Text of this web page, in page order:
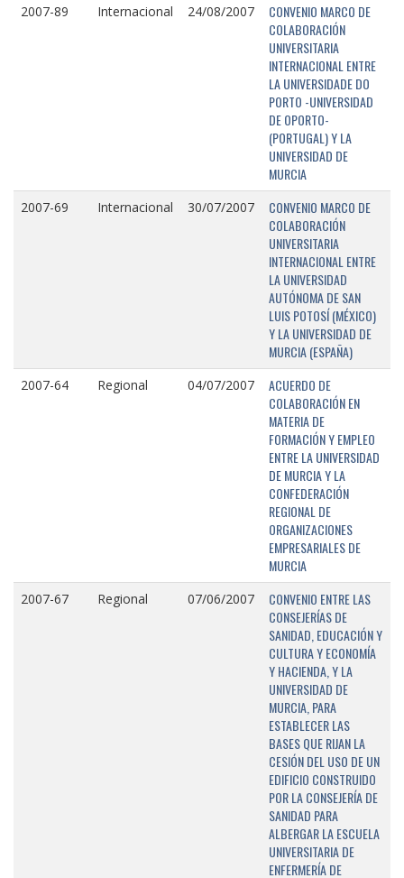
2007-89 Internacional 24/08/2007
CONVENIO MARCO DE
COLABORACIÓN
UNIVERSITARIA
INTERNACIONAL ENTRE
LA UNIVERSIDADE DO
PORTO -UNIVERSIDAD
DE OPORTO-
(PORTUGAL) Y LA
UNIVERSIDAD DE
MURCIA
2007-69 Internacional 30/07/2007
CONVENIO MARCO DE
COLABORACIÓN
UNIVERSITARIA
INTERNACIONAL ENTRE
LA UNIVERSIDAD
AUTÓNOMA DE SAN
LUIS POTOSÍ (MÉXICO)
Y LA UNIVERSIDAD DE
MURCIA (ESPAÑA)
2007-64 Regional 04/07/2007
ACUERDO DE
COLABORACIÓN EN
MATERIA DE
FORMACIÓN Y EMPLEO
ENTRE LA UNIVERSIDAD
DE MURCIA Y LA
CONFEDERACIÓN
REGIONAL DE
ORGANIZACIONES
EMPRESARIALES DE
MURCIA
2007-67 Regional 07/06/2007
CONVENIO ENTRE LAS
CONSEJERÍAS DE
SANIDAD, EDUCACIÓN Y
CULTURA Y ECONOMÍA
Y HACIENDA, Y LA
UNIVERSIDAD DE
MURCIA, PARA
ESTABLECER LAS
BASES QUE RIJAN LA
CESIÓN DEL USO DE UN
EDIFICIO CONSTRUIDO
POR LA CONSEJERÍA DE
SANIDAD PARA
ALBERGAR LA ESCUELA
UNIVERSITARIA DE
ENFERMERÍA DE